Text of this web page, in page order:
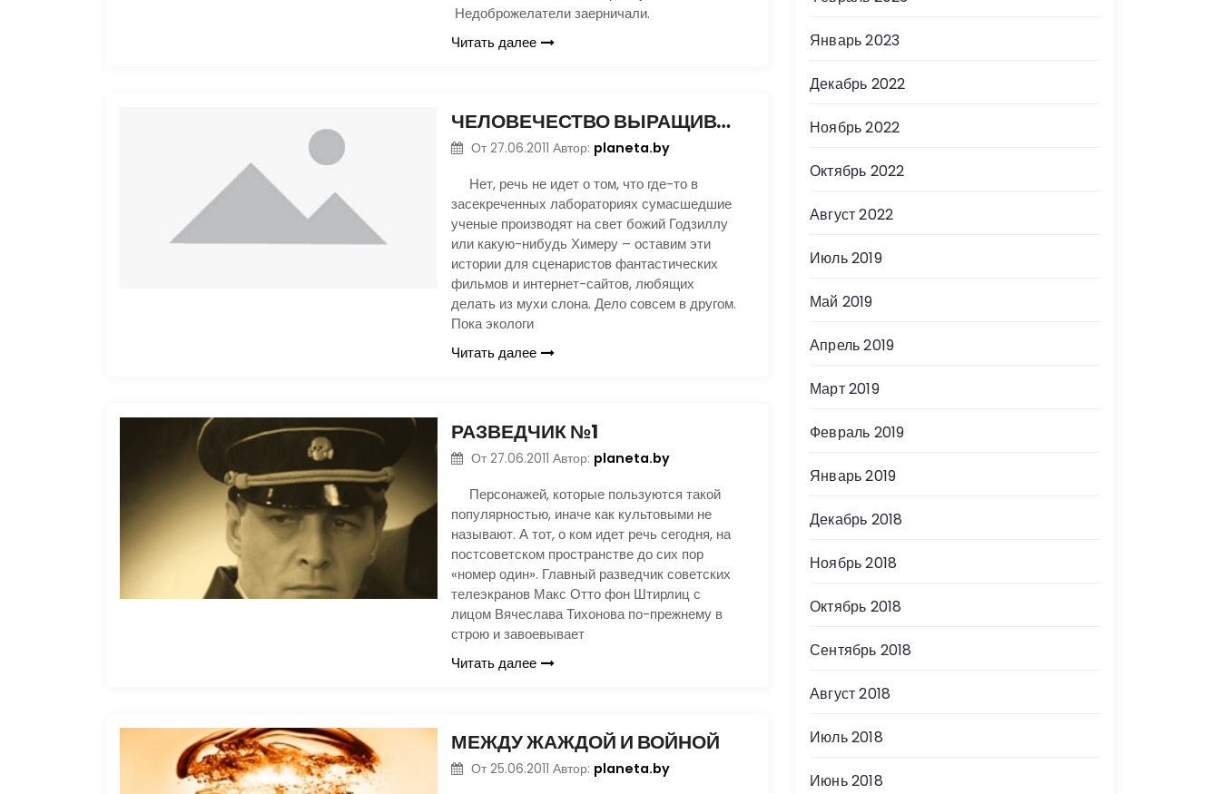
Недоброжелатели заерничали.
Читать далее
ЧЕЛОВЕЧЕСТВО ВЫРАЩИВАЕТ МОНСТРОВ
От 27.06.2011 Автор: planeta.by
Нет, речь не идет о том, что где-то в
засекреченных лабораториях сумасшедшие
ученые производят на свет божий Годзиллу
или какую-нибудь Химеру – оставим эти
истории для сценаристов фантастических
фильмов и интернет-сайтов, любящих
делать из мухи слона. Дело совсем в другом.
Пока экологи
Читать далее
РАЗВЕДЧИК №1
От 27.06.2011 Автор: planeta.by
Персонажей, которые пользуются такой
популярностью, иначе как культовыми не
называют. А тот, о ком идет речь сегодня, на
постсоветском пространстве до сих пор
«номер один». Главный разведчик советских
телеэкранов Макс Отто фон Штирлиц с
лицом Вячеслава Тихонова по-прежнему в
строю и завоевывает
Читать далее
МЕЖДУ ЖАЖДОЙ И ВОЙНОЙ
От 25.06.2011 Автор: planeta.by
Январь 2023
Декабрь 2022
Ноябрь 2022
Октябрь 2022
Август 2022
Июль 2019
Май 2019
Апрель 2019
Март 2019
Февраль 2019
Январь 2019
Декабрь 2018
Ноябрь 2018
Октябрь 2018
Сентябрь 2018
Август 2018
Июль 2018
Июнь 2018